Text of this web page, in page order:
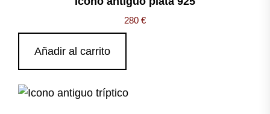
280 €
Añadir al carrito